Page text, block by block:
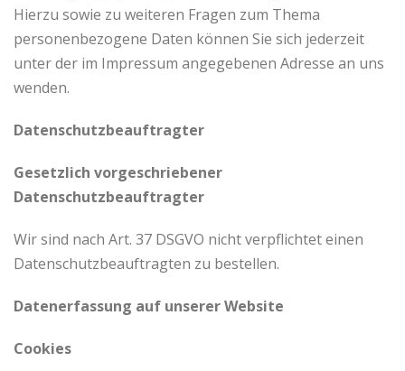
Hierzu sowie zu weiteren Fragen zum Thema
personenbezogene Daten können Sie sich jederzeit
unter der im Impressum angegebenen Adresse an uns
wenden.
Datenschutzbeauftragter
Gesetzlich vorgeschriebener
Datenschutzbeauftragter
Wir sind nach Art. 37 DSGVO nicht verpflichtet einen
Datenschutzbeauftragten zu bestellen.
Datenerfassung auf unserer Website
Cookies